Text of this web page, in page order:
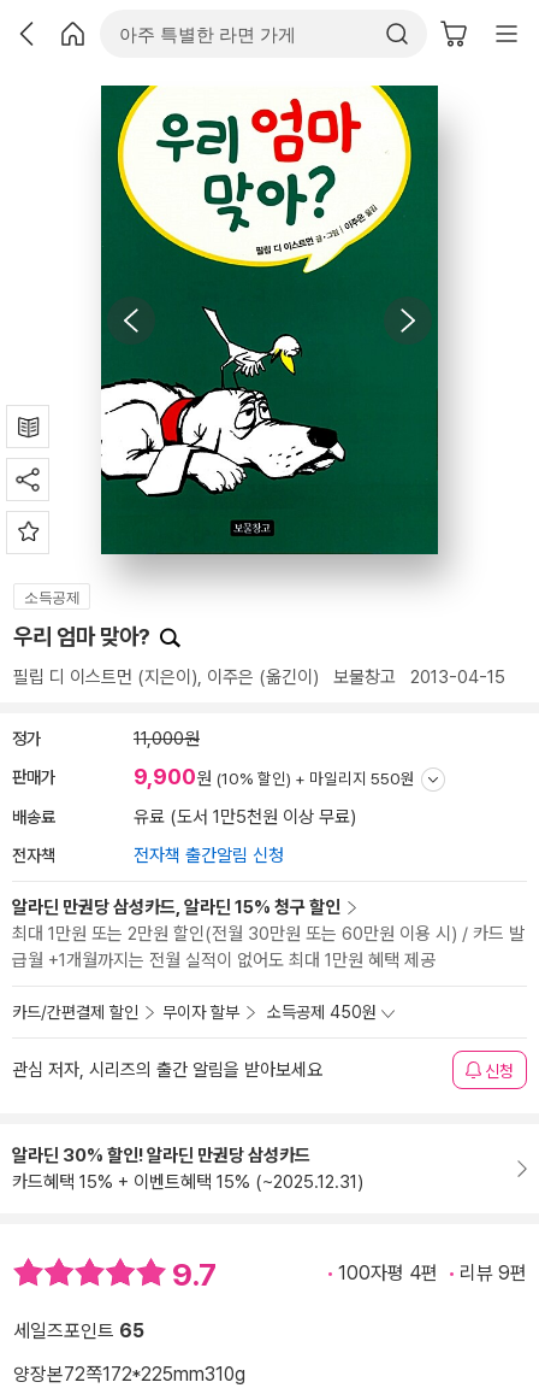
소득공제
우리 엄마 맞아?
필립 디 이스트먼 (지은이), 이주은 (옮긴이) 보물창고 2013-04-15
정가 11,000원
판매가 9,900원 (10% 할인) + 마일리지 550원
배송료 유료 (도서 1만5천원 이상 무료)
전자책 전자책 출간알림 신청
알라딘 만권당 삼성카드, 알라딘 15% 청구 할인
최대 1만원 또는 2만원 할인(전월 30만원 또는 60만원 이용 시) / 카드 발
급월 +1개월까지는 전월 실적이 없어도 최대 1만원 혜택 제공
카드/간편결제 할인 무이자 할부 소득공제 450원
관심 저자, 시리즈의 출간 알림을 받아보세요 신청
알라딘 30% 할인! 알라딘 만권당 삼성카드
카드혜택 15% + 이벤트혜택 15% (~2025.12.31)
9.7 100자평 4편 리뷰 9편
세일즈포인트 65
양장본72쪽172*225mm310g